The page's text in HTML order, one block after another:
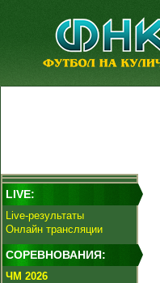
LIVE:
Live-результаты
Онлайн трансляции
СОРЕВНОВАНИЯ:
ЧМ 2026